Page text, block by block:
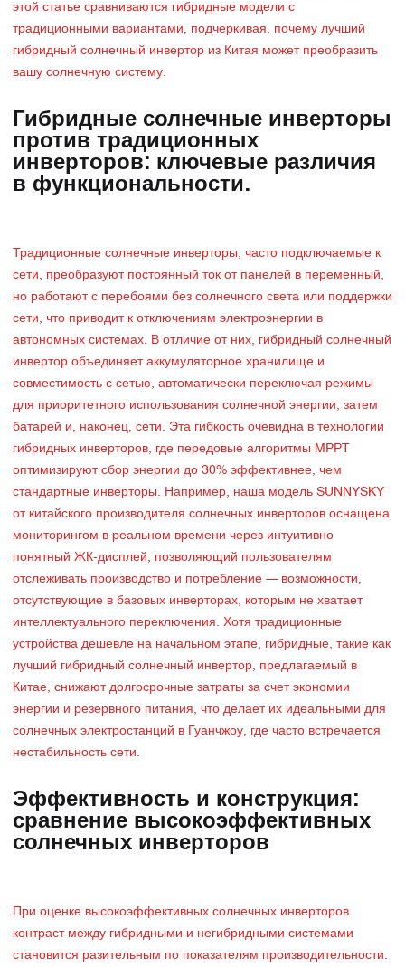
этой статье сравниваются гибридные модели с
традиционными вариантами, подчеркивая, почему лучший
гибридный солнечный инвертор из Китая может преобразить
вашу солнечную систему.
Гибридные солнечные инверторы
против традиционных
инверторов: ключевые различия
в функциональности.
Традиционные солнечные инверторы, часто подключаемые к
сети, преобразуют постоянный ток от панелей в переменный,
но работают с перебоями без солнечного света или поддержки
сети, что приводит к отключениям электроэнергии в
автономных системах. В отличие от них, гибридный солнечный
инвертор объединяет аккумуляторное хранилище и
совместимость с сетью, автоматически переключая режимы
для приоритетного использования солнечной энергии, затем
батарей и, наконец, сети. Эта гибкость очевидна в технологии
гибридных инверторов, где передовые алгоритмы MPPT
оптимизируют сбор энергии до 30% эффективнее, чем
стандартные инверторы. Например, наша модель SUNNYSKY
от китайского производителя солнечных инверторов оснащена
мониторингом в реальном времени через интуитивно
понятный ЖК-дисплей, позволяющий пользователям
отслеживать производство и потребление — возможности,
отсутствующие в базовых инверторах, которым не хватает
интеллектуального переключения. Хотя традиционные
устройства дешевле на начальном этапе, гибридные, такие как
лучший гибридный солнечный инвертор, предлагаемый в
Китае, снижают долгосрочные затраты за счет экономии
энергии и резервного питания, что делает их идеальными для
солнечных электростанций в Гуанчжоу, где часто встречается
нестабильность сети.
Эффективность и конструкция:
сравнение высокоэффективных
солнечных инверторов
При оценке высокоэффективных солнечных инверторов
контраст между гибридными и негибридными системами
становится разительным по показателям производительности.